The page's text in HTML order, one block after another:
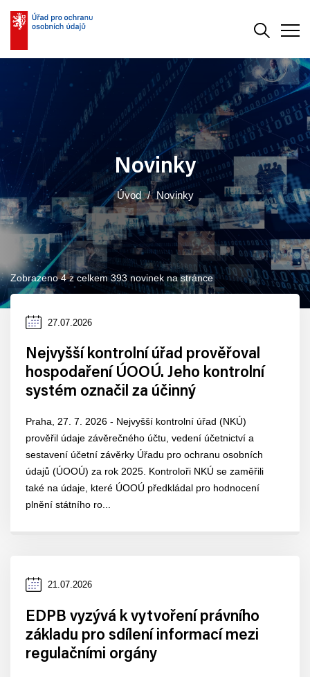
Novinky
Úvod Novinky
Zobrazeno 4 z celkem 393 novinek na stránce
Datum
27.07.2026
Nejvyšší kontrolní úřad prověřoval
hospodaření ÚOOÚ. Jeho kontrolní
systém označil za účinný
Praha, 27. 7. 2026 - Nejvyšší kontrolní úřad (NKÚ)
prověřil údaje závěrečného účtu, vedení účetnictví a
sestavení účetní závěrky Úřadu pro ochranu osobních
údajů (ÚOOÚ) za rok 2025. Kontroloři NKÚ se zaměřili
také na údaje, které ÚOOÚ předkládal pro hodnocení
plnění státního ro...
Datum
21.07.2026
EDPB vyzývá k vytvoření právního
základu pro sdílení informací mezi
regulačními orgány